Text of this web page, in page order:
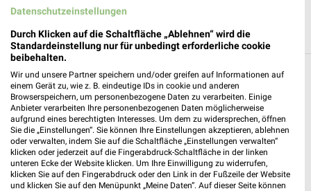
Weitere Fressnapf Geschäfte mit Angeboten
in und um Bad Oldesloe
5 Geschäfte und Orte
Fressnapf Angebote in Bad Segeberg
Bad Segeberg, Deutschland
Datenschutzeinstellungen
Durch Klicken auf die Schaltfläche „Ablehnen“ wird die
Standardeinstellung nur für unbedingt erforderliche cookie
beibehalten.
Wir und unsere Partner speichern und/oder greifen auf Informationen auf
einem Gerät zu, wie z. B. eindeutige IDs in cookie und anderen
Browserspeichern, um personenbezogene Daten zu verarbeiten. Einige
Anbieter verarbeiten Ihre personenbezogenen Daten möglicherweise
aufgrund eines berechtigten Interesses. Um dem zu widersprechen, öffnen
Sie die „Einstellungen“. Sie können Ihre Einstellungen akzeptieren, ablehnen
oder verwalten, indem Sie auf die Schaltfläche „Einstellungen verwalten“
klicken oder jederzeit auf die Fingerabdruck-Schaltfläche in der linken
unteren Ecke der Website klicken. Um Ihre Einwilligung zu widerrufen,
klicken Sie auf den Fingerabdruck oder den Link in der Fußzeile der Website
und klicken Sie auf den Menüpunkt „Meine Daten“. Auf dieser Seite können